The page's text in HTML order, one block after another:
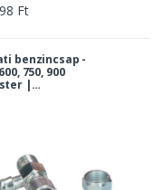
Ft
benzincsap -
750, 900
|